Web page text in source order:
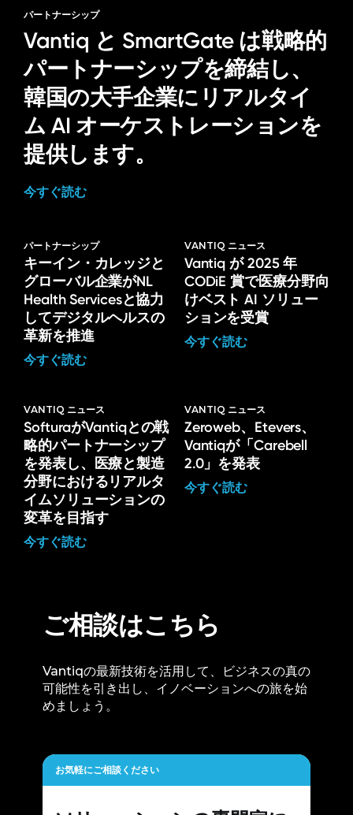
パートナーシップ
Vantiq と SmartGate は戦略的
パートナーシップを締結し、
韓国の大手企業にリアルタイ
ム AI オーケストレーションを
提供します。
今すぐ読む
パートナーシップ
キーイン・カレッジと
グローバル企業がNL
Health Servicesと協力
してデジタルヘルスの
革新を推進
今すぐ読む
VANTIQ ニュース
Vantiq が 2025 年
CODiE 賞で医療分野向
けベスト AI ソリュー
ションを受賞
今すぐ読む
VANTIQ ニュース
SofturaがVantiqとの戦
略的パートナーシップ
を発表し、医療と製造
分野におけるリアルタ
イムソリューションの
変革を目指す
今すぐ読む
VANTIQ ニュース
Zeroweb、Etevers、
Vantiqが「Carebell
2.0」を発表
今すぐ読む
ご相談はこちら
Vantiqの最新技術を活用して、ビジネスの真の
可能性を引き出し、イノベーションへの旅を始
めましょう。
お気軽にご相談ください